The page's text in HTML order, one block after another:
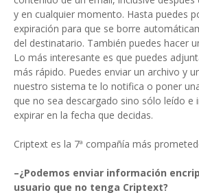
y en cualquier momento. Hasta puedes
expiración para que se borre
del destinatario. También puedes hacer
Lo más interesante es que puedes
más rápido. Puedes enviar un archivo y
nuestro sistema te lo notifica o poner
que no sea descargado sino sólo leído e
expirar en la fecha que decidas.
Criptext es la 7ª compañía más
–¿Podemos enviar información
usuario que no tenga Criptext?